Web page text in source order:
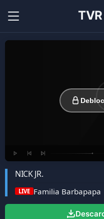
TVR
NICK JR.
LIVE Familia Barbapapa